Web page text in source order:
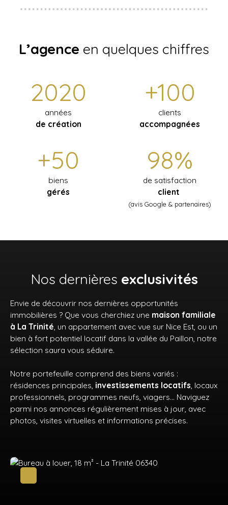
L’agence en quelques chiffres
2020
années
de création
+100
clients
accompagnées
+50
biens
gérés
98%
de satisfaction
client
(avis Google & partenaires)
Nos dernières exclusivités
Envie de découvrir nos dernières opportunités
immobilières ? Que vous cherchiez une maison familiale
à La Trinité, un appartement avec vue sur Nice Est, ou un
bien à fort potentiel locatif dans la vallée du Paillon, notre
sélection saura vous séduire.
Notre portefeuille comprend des biens variés :
résidences principales, investissements locatifs, locaux
professionnels, programmes neufs, viagers… Naviguez
parmi nos annonces régulièrement mises à jour, avec
photos, visites virtuelles et informations précises.